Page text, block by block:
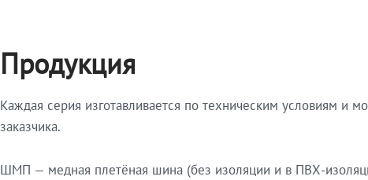
Продукция
Каждая серия изготавливается по техническим условиям и
заказчика.
ШМП — медная плетёная шина (без изоляции и в ПВХ-